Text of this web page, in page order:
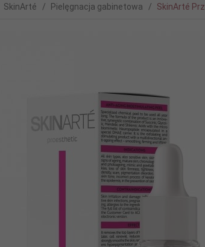
SkinArté Pielęgnacja gabinetowa SkinArté